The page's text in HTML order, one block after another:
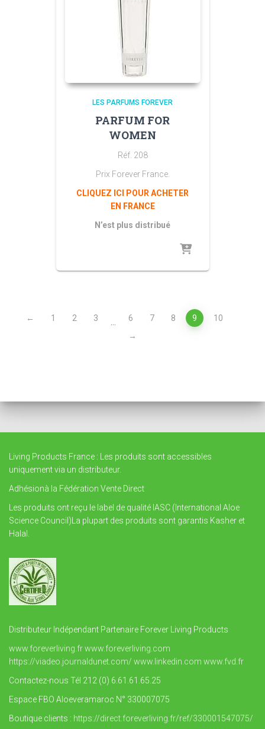
LES PARFUMS FOREVER
PARFUM FOR
WOMEN
Réf. 208
Prix Forever France.
CLIQUEZ ICI POUR ACHETER
EN FRANCE
N’est plus distribué
← 1 2 3 … 6 7 8 9
10
→
Living Products France : Les produits sont accessibles
uniquement via un distributeur.
Adhésionà la Fédération Vente Direct
Les produits ont reçu le label de qualité IASC (International Aloe
Science Council)La plupart des produits sont garantis Kasher et
Halal.
Distributeur Indépendant Partenaire Forever Living Products
www.foreverliving.frwww.foreverliving.com
https://viadeo.journaldunet.com/ www.linkedin.com www.fvd.fr
Contactez-nous Tél 212 (0) 6.61.61.65.25
Espace FBO Aloeveramaroc N° 330007075
Boutique clients : https://direct.foreverliving.fr/ref/330001547075/